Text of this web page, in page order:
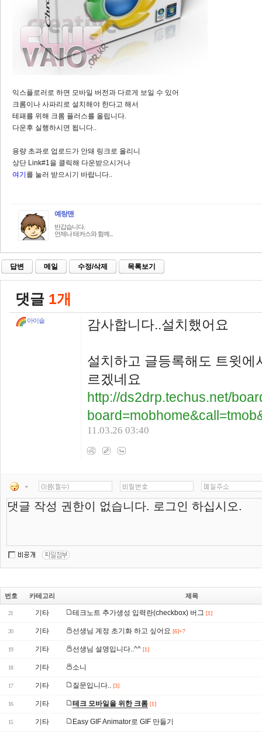
익스플로러로 하면 모바일 버전과 다르게 보일 수 있어
크롬이나 사파리로 설치해야 한다고 해서
테패를 위해 크롬 플러스를 올립니다.
다운후 실행하시면 됩니다..
용량 초과로 업로드가 안돼 링크로 올리니
상단 Link#1을 클릭해 다운받으시거나
여기 를 눌러 받으시기 바랍니다..
예랑맨
반갑습니다.
언제나 테커스와 함께...
답변 메일 수정/삭제 목록보기
댓글 1개
아이슬 감사합니다..설치했어요
설치하고 글등록해도 트윗
르겠네요
http://ds2drp.techus.net/
11.03.26 03:40
번호 카테고리 제목
21 기타 테크노트 추가생성 입력란(checkbox) 버그 [1]
20 기타 선생님 계정 초기화 하고 싶어요 [6]+7
19 기타 선생님 설명입니다..^^ [1]
18 기타 소니
17 기타 질문입니다.. [3]
16 기타 테크 모바일을 위한 크롬 [1]
15 기타 Easy GIF Animator로 GIF 만들기